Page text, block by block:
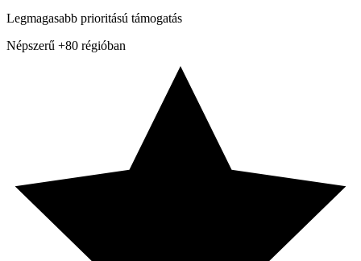
Legmagasabb prioritású támogatás
Népszerű +80 régióban